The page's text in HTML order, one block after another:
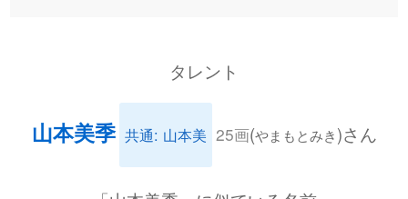
タレント
山本美季 共通: 山本美 25画(やまもとみき)さん